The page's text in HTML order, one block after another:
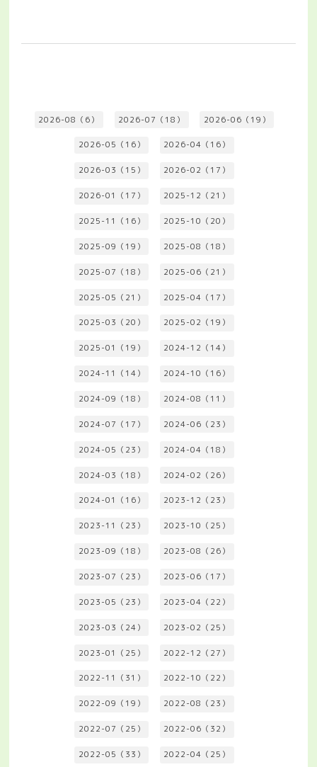
2026-08（6） 2026-07（18） 2026-06（19）
2026-05（16） 2026-04（16）
2026-03（15） 2026-02（17）
2026-01（17） 2025-12（21）
2025-11（16） 2025-10（20）
2025-09（19） 2025-08（18）
2025-07（18） 2025-06（21）
2025-05（21） 2025-04（17）
2025-03（20） 2025-02（19）
2025-01（19） 2024-12（14）
2024-11（14） 2024-10（16）
2024-09（18） 2024-08（11）
2024-07（17） 2024-06（23）
2024-05（23） 2024-04（18）
2024-03（18） 2024-02（26）
2024-01（16） 2023-12（23）
2023-11（23） 2023-10（25）
2023-09（18） 2023-08（26）
2023-07（23） 2023-06（17）
2023-05（23） 2023-04（22）
2023-03（24） 2023-02（25）
2023-01（25） 2022-12（27）
2022-11（31） 2022-10（22）
2022-09（19） 2022-08（23）
2022-07（25） 2022-06（32）
2022-05（33） 2022-04（25）